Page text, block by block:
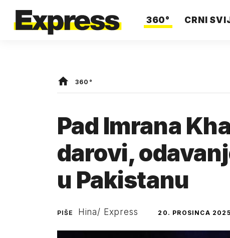
360° CRNI
360°
Pad Imrana
darovi,
u Pakistanu
PIŠE Hina/ Express 20. PROSINCA